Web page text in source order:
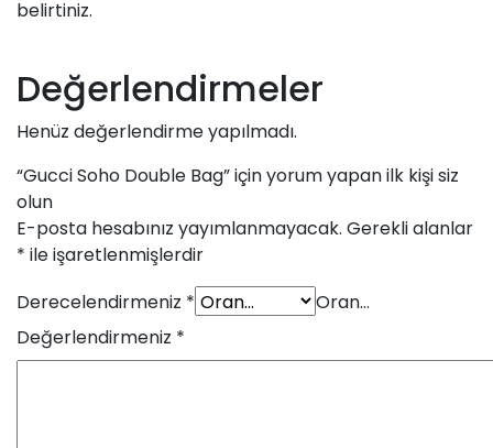
belirtiniz.
Değerlendirmeler
Henüz değerlendirme yapılmadı.
“Gucci Soho Double Bag” için yorum yapan ilk kişi siz
olun
E-posta hesabınız yayımlanmayacak. Gerekli alanlar
* ile işaretlenmişlerdir
Derecelendirmeniz *
Oran…
Değerlendirmeniz *